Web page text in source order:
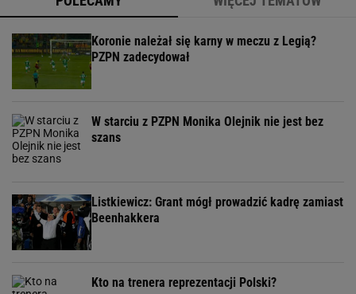
Koronie należał się karny w meczu z Legią?
PZPN zadecydował
W starciu z PZPN Monika Olejnik nie jest bez
szans
Listkiewicz: Grant mógł prowadzić kadrę zamiast
Beenhakkera
Kto na trenera reprezentacji Polski?